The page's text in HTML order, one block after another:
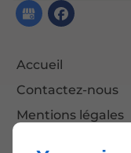
Accueil
Contactez-nous
Mentions légales